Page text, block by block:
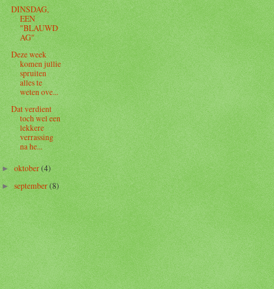
DINSDAG,
EEN
"BLAUWD
AG"
Deze week
komen jullie
spruiten
alles te
weten ove...
Dat verdient
toch wel een
lekkere
verrassing
na he...
►oktober(4)
►september(8)